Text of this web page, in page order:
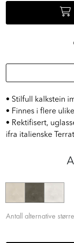
• Stilfull kalkstein
• Finnes i flere
• Rektifisert,
ifra italienske
Antall alternative